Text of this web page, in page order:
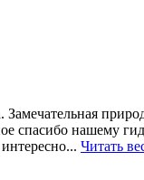
Замечательная
спасибо нашему
Читать